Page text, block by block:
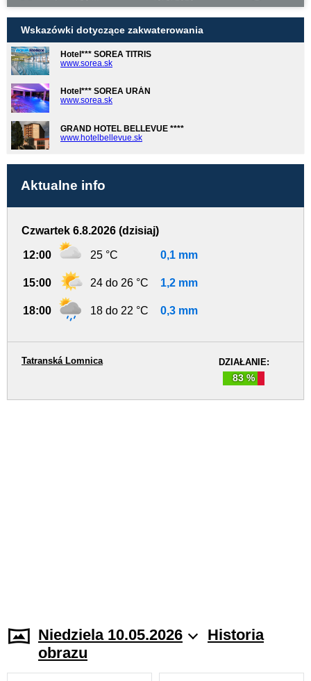
Wskazówki dotyczące zakwaterowania
Hotel*** SOREA TITRIS
www.sorea.sk
Hotel*** SOREA URÁN
www.sorea.sk
GRAND HOTEL BELLEVUE ****
www.hotelbellevue.sk
Aktualne info
Czwartek 6.8.2026 (dzisiaj)
12:00 25 °C 0,1 mm
15:00 24 do 26 °C 1,2 mm
18:00 18 do 22 °C 0,3 mm
DZIAŁANIE:
83 %
Tatranská Lomnica
Niedziela 10.05.2026
Historia
obrazu